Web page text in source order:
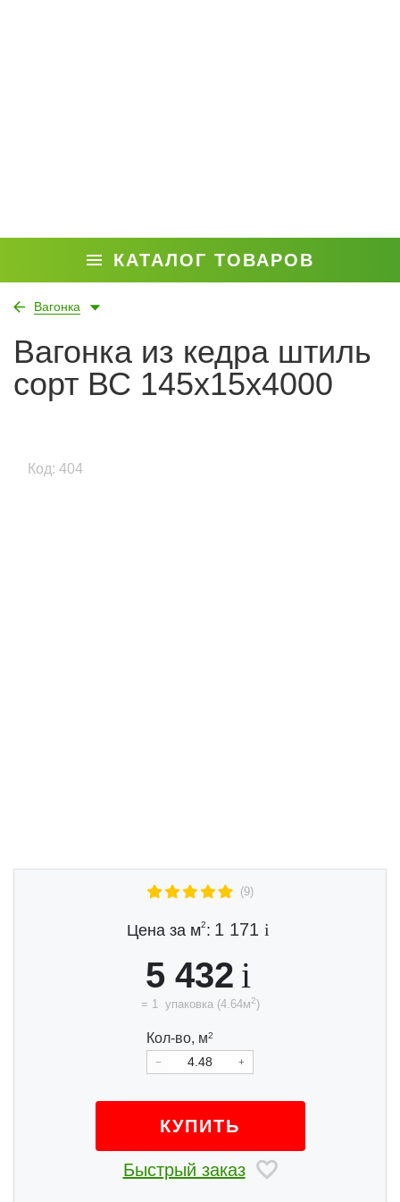
КАТАЛОГ ТОВАРОВ
Вагонка
Вагонка из кедра штиль
сорт ВС 145x15x4000
Код: 404
Цена за м2: 1 171
(9)
5 432
= 1 упаковка (4.64м2)
Кол-во, м2
КУПИТЬ
Быстрый заказ